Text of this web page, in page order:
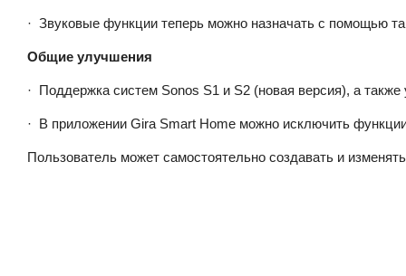
· Звуковые функции теперь можно назначать с помощью
Общие улучшения
· Поддержка систем Sonos S1 и S2 (новая версия), а
· В приложении Gira Smart Home можно исключить
Пользователь может самостоятельно создавать и